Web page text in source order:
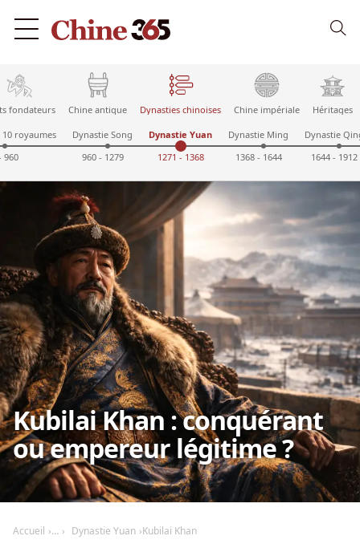
fondateurs Chine antique Dynasties chinoises Chine impériale Héritages
royaumes
960
Dynastie Song
960 - 1279
Dynastie Yuan
1271 - 1368
Dynastie Ming
1368 - 1644
Dynastie
1644 - 1912
Kubilai Khan : conquérant
ou empereur légitime ?
Accueil Dynastie Yuan Kubilai Khan